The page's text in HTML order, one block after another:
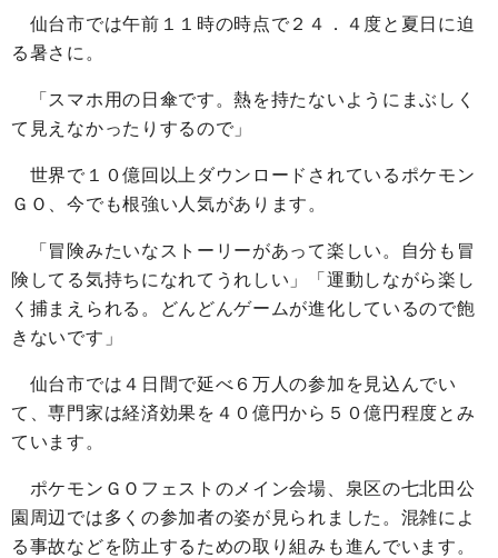
仙台市では午前１１時の時点で２４．４度と夏日に迫
る暑さに。
「スマホ用の日傘です。熱を持たないようにまぶしく
て見えなかったりするので」
世界で１０億回以上ダウンロードされているポケモン
ＧＯ、今でも根強い人気があります。
「冒険みたいなストーリーがあって楽しい。自分も冒
険してる気持ちになれてうれしい」「運動しながら楽し
く捕まえられる。どんどんゲームが進化しているので飽
きないです」
仙台市では４日間で延べ６万人の参加を見込んでい
て、専門家は経済効果を４０億円から５０億円程度とみ
ています。
ポケモンＧＯフェストのメイン会場、泉区の七北田公
園周辺では多くの参加者の姿が見られました。混雑によ
る事故などを防止するための取り組みも進んでいます。